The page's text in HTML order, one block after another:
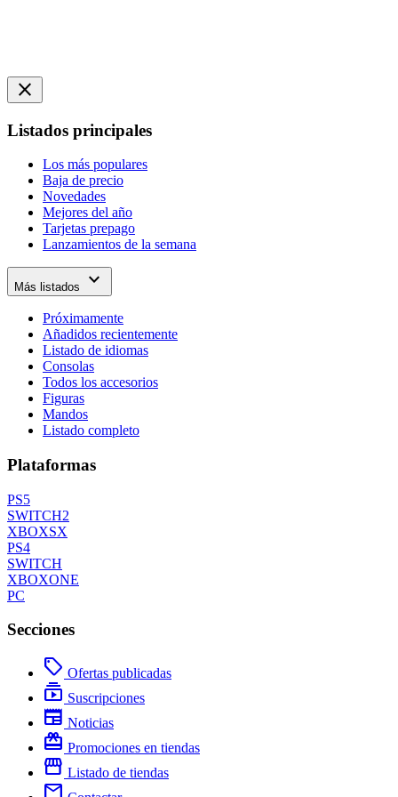
close
Listados principales
Los más populares
Baja de precio
Novedades
Mejores del año
Tarjetas prepago
Lanzamientos de la semana
Más listados expand_more
Próximamente
Añadidos recientemente
Listado de idiomas
Consolas
Todos los accesorios
Figuras
Mandos
Listado completo
Plataformas
PS5
SWITCH2
XBOXSX
PS4
SWITCH
XBOXONE
PC
Secciones
local_offer Ofertas publicadas
subscriptions Suscripciones
newspaper Noticias
redeem Promociones en tiendas
storefront Listado de tiendas
mail